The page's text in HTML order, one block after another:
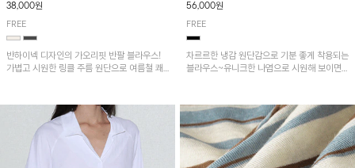
38,000원
FREE
반하이넥 디자인의 가오리핏 반팔 블라우스!
가볍고 시원한 링클 주름 원단으로 여름철 쾌
56,000원
FREE
차르르한 냉감 원단감으로 기분 좋게 착용되는
블라우스~유니크한 나염으로 시원해 보이면